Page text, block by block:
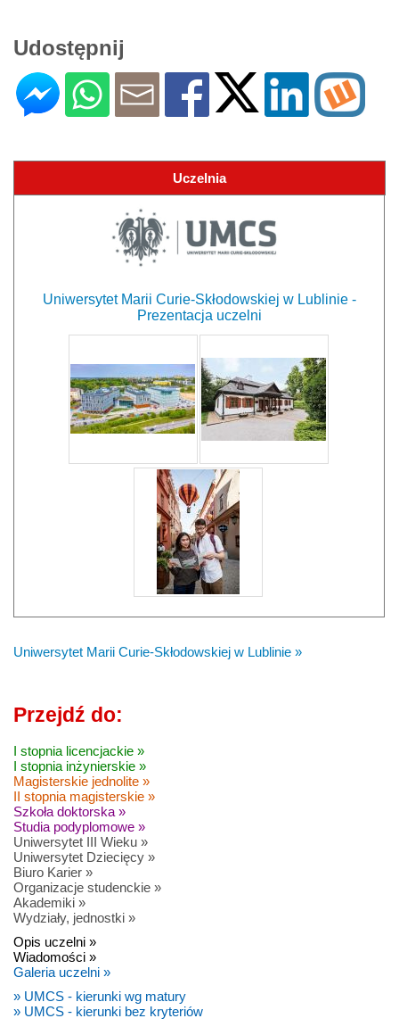
Udostępnij
Uczelnia
Uniwersytet Marii Curie-Skłodowskiej w Lublinie -
Prezentacja uczelni
Uniwersytet Marii Curie-Skłodowskiej w Lublinie »
Przejdź do:
I stopnia licencjackie »
I stopnia inżynierskie »
Magisterskie jednolite »
II stopnia magisterskie »
Szkoła doktorska »
Studia podyplomowe »
Uniwersytet III Wieku »
Uniwersytet Dziecięcy »
Biuro Karier »
Organizacje studenckie »
Akademiki »
Wydziały, jednostki »
Opis uczelni »
Wiadomości »
Galeria uczelni »
» UMCS - kierunki wg matury
» UMCS - kierunki bez kryteriów